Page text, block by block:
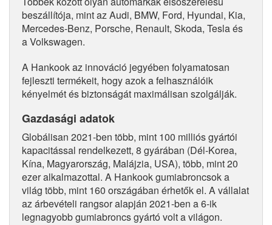
beszállítója, mint az Audi, BMW, Ford, Hyundai, Kia,
Mercedes-Benz, Porsche, Renault, Skoda, Tesla és
a Volkswagen.
A Hankook az innováció jegyében folyamatosan
fejleszti termékeit, hogy azok a felhasználóik
kényelmét és biztonságát maximálisan szolgálják.
Gazdasági adatok
Globálisan 2021-ben több, mint 100 milliós gyártói
kapacitással rendelkezett, 8 gyárában (Dél-Korea,
Kína, Magyarország, Malájzia, USA), több, mint 20
ezer alkalmazottal. A Hankook gumiabroncsok a
világ több, mint 160 országában érhetők el. A vállalat
az árbevételi rangsor alapján 2021-ben a 6-ik
legnagyobb gumiabroncs gyártó volt a világon.